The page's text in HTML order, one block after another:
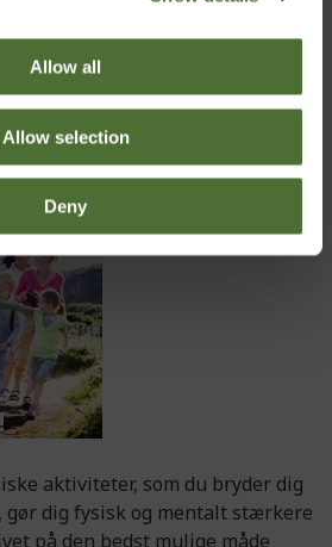
Allow all
Allow selection
Deny
udtryk "morgenmaden er
ikke er en myte. Så spis et
din dag afhænger af det.
aktiviteter, som du bryder dig
gør dig fysisk og mentalt stærkere
på den bedst mulige måde